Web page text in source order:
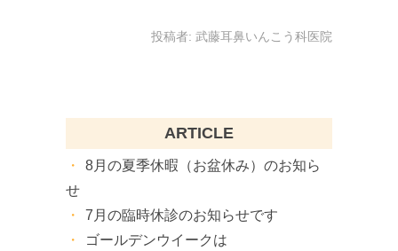
投稿者: 武藤耳鼻いんこう科医院
ARTICLE
8月の夏季休暇（お盆休み）のお知ら
せ
7月の臨時休診のお知らせです
ゴールデンウイークは